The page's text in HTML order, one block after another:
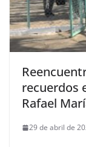
recuerdos
Rafael
29 de abril de